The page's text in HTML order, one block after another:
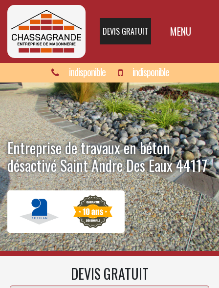
DEVIS GRATUIT MENU
indisponible indisponible
Entreprise de travaux en béton
désactivé Saint Andre Des Eaux 44117
DEVIS GRATUIT